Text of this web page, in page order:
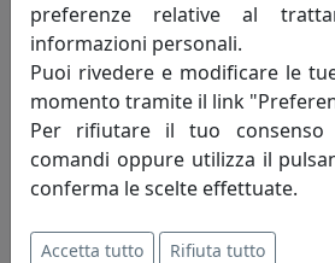
LAMPADA A SOSPENSIONE A 1 LUCE
Toplight
preferenze relative al
informazioni personali.
Puoi rivedere e modificare le
momento tramite il link
Per rifiutare il tuo consenso
comandi oppure utilizza il
conferma le scelte effettuate.
Accetta tutto Rifiuta tutto